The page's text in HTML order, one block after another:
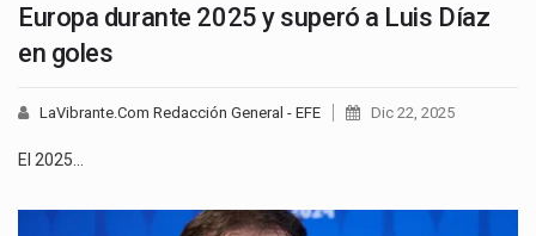
Europa durante 2025 y superó a Luis Díaz
en goles
LaVibrante.Com Redacción General - EFE Dic 22, 2025
El 2025…